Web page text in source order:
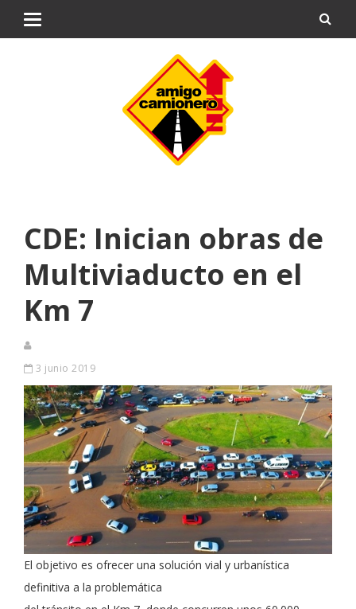
CDE: Inician obras de
Multiviaducto en el
Km 7
3 junio 2019
El objetivo es ofrecer una solución vial y urbanística
definitiva a la problemática